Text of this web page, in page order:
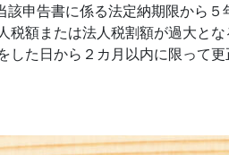
申告書に係る法定納期限から５
税額または法人税割額が過大と
た日から２カ月以内に限って